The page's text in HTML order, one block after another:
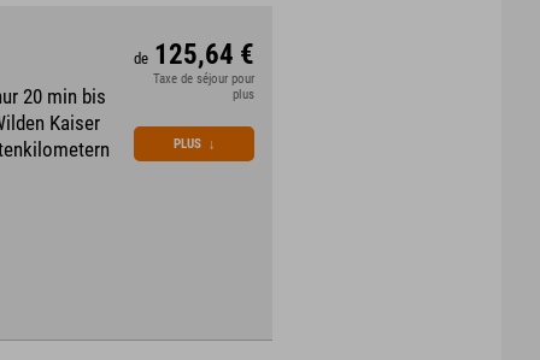
20 min bis
Kaiser
de 125,64 €
Taxe de séjour pour
plus
PLUS ↓